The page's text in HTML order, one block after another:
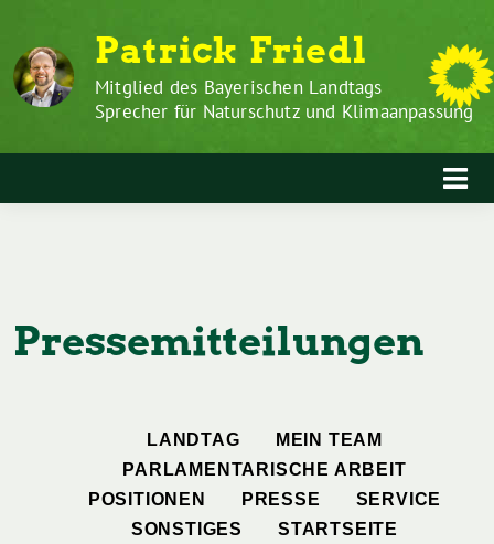
Inhalt
springen
zum
Inhalt
Patrick Friedl
Mitglied des Bayerischen Landtags
Sprecher für Naturschutz und Klimaanpassung
Pressemitteilungen
LANDTAG
MEIN TEAM
PARLAMENTARISCHE ARBEIT
POSITIONEN
PRESSE
SERVICE
SONSTIGES
STARTSEITE